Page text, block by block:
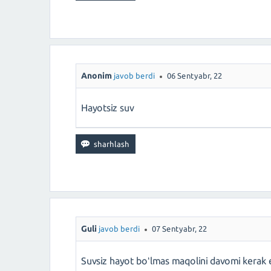
Anonim javob berdi 06 Sentyabr, 22
Hayotsiz suv
Guli javob berdi 07 Sentyabr, 22
Suvsiz hayot boʻlmas maqolini davomi kerak